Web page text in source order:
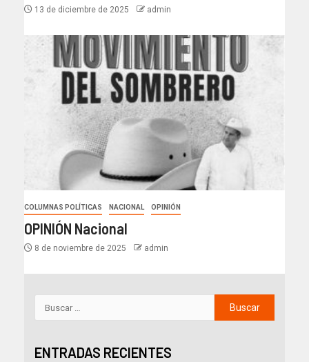
13 de diciembre de 2025 admin
COLUMNAS POLÍTICAS NACIONAL OPINIÓN
OPINIÓN Nacional
8 de noviembre de 2025 admin
ENTRADAS RECIENTES